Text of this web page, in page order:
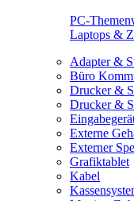
PC-
Laptops &
Adapter &
Büro
Drucker &
Drucker &
Externe
Externer
Grafiktablet
Kabel